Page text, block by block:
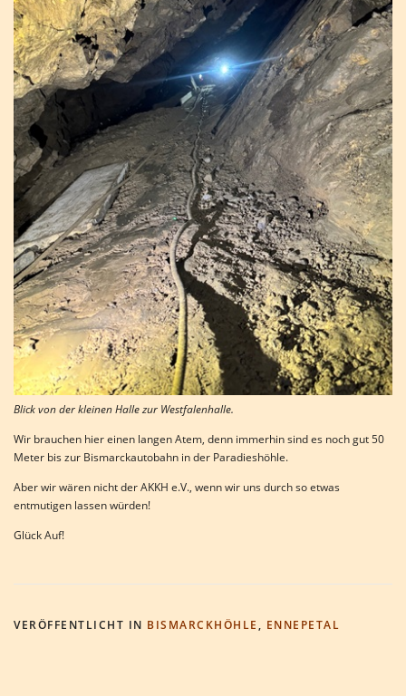
Blick von der kleinen Halle zur Westfalenhalle.
Wir brauchen hier einen langen Atem, denn immerhin sind es noch gut 50
Meter bis zur Bismarckautobahn in der Paradieshöhle.
Aber wir wären nicht der AKKH e.V., wenn wir uns durch so etwas
entmutigen lassen würden!
Glück Auf!
VERÖFFENTLICHT IN BISMARCKHÖHLE, ENNEPETAL